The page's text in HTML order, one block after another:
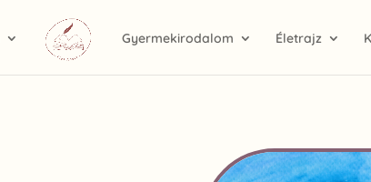
Gyermekirodalom Életrajz